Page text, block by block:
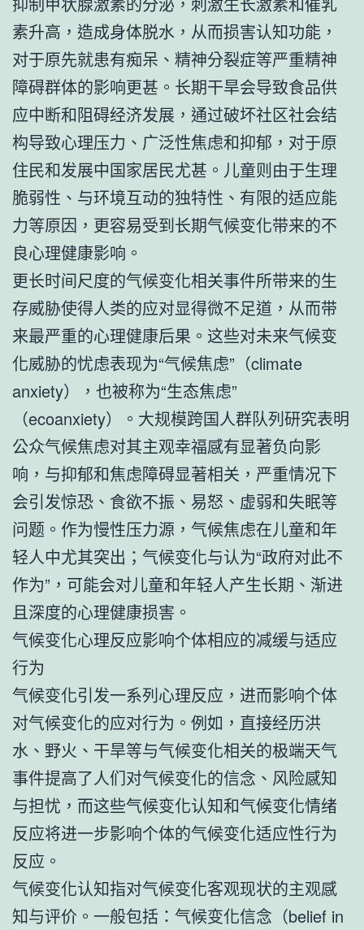
素升高，造成身体脱水，从而损害认知功能，
对于原先就患有痴呆、精神分裂症等严重精神
障碍群体的影响更甚。长期干旱会导致食品供
应中断和阻碍经济发展，通过破坏社区社会结
构导致心理压力、广泛性焦虑和抑郁，对于原
住民和发展中国家居民尤甚。儿童则由于生理
脆弱性、与环境互动的独特性、有限的适应能
力等原因，更容易受到长期气候变化带来的不
良心理健康影响。
更长时间尺度的气候变化相关事件所带来的生
存威胁使得人类的应对显得微不足道，从而带
来最严重的心理健康后果。这些对未来气候变
化威胁的忧虑表现为“气候焦虑”（climate
anxiety），也被称为“生态焦虑”
（ecoanxiety）。大规模跨国人群队列研究表明
公众气候焦虑对其主观幸福感有显著负向影
响，与抑郁和焦虑障碍显著相关，严重情况下
会引发惊恐、食欲不振、易怒、虚弱和失眠等
问题。作为慢性压力源，气候焦虑在儿童和年
轻人中尤其突出；气候变化与认为“政府对此不
作为”，可能会对儿童和年轻人产生长期、渐进
且深度的心理健康损害。
气候变化心理反应影响个体相应的减缓与适应
行为
气候变化引发一系列心理反应，进而影响个体
对气候变化的应对行为。例如，直接经历洪
水、野火、干旱等与气候变化相关的极端天气
事件提高了人们对气候变化的信念、风险感知
与担忧，而这些气候变化认知和气候变化情绪
反应将进一步影响个体的气候变化适应性行为
反应。
气候变化认知指对气候变化客观现状的主观感
知与评价。一般包括：气候变化信念（belief in